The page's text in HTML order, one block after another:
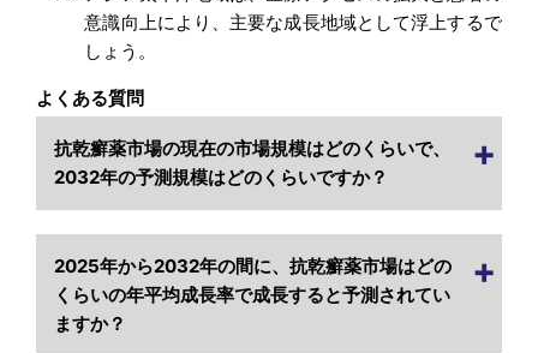
意識向上により、主要な成長地域として浮上するで
しょう。
よくある質問
抗乾癬薬市場の現在の市場規模はどのくらいで、
2032年の予測規模はどのくらいですか？
2025年から2032年の間に、抗乾癬薬市場はどの
くらいの年平均成長率で成長すると予測されてい
ますか？